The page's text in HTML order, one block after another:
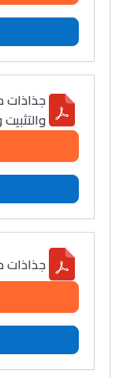
جذاذات
جذاذات